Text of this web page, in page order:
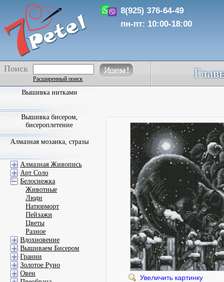
8(925) 376-64-49
пн-пт: 10:00-18:00
Поиск
Расширенный поиск
Увеличить картинку
Вышивка нитками
Вышивка бисером,
бисероплетение
Алмазная мозаика, стразы
Алмазная Живопись
Арт Соло
Белоснежка
Животные
Люди
Натюрморт
Пейзажи
Цветы
Разное
Вдохновение
Вышиваем Бисером
Гранни
Золотое Руно
Овен